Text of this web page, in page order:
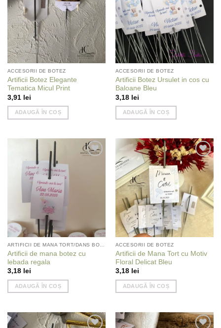
ACCESORII DE BOTEZ
Artificii Botez Elegante
Tematica Micul Print
3,91 lei
ADAUGĂ ÎN COȘ
ACCESORII DE BOTEZ
Artificii Botez Ursulet in cos cu
Baloane Bleu
3,18 lei
ADAUGĂ ÎN COȘ
Artificii de mana botez cu
lebada regala
3,18 lei
ADAUGĂ ÎN COȘ
Add to
wishlist
ACCESORII DE BOTEZ
Artificii de Mana Tort cu Motiv
Floral Delicat Bleu
3,18 lei
ADAUGĂ ÎN COȘ